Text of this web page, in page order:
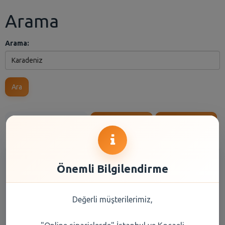
Arama
Arama:
Ara
Önemli Bilgilendirme
Değerli müşterilerimiz,